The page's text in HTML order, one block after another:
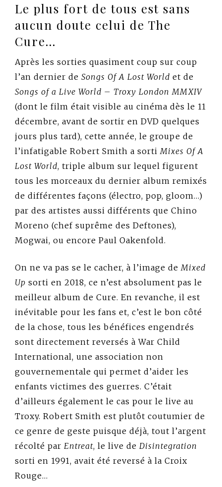
Le plus fort de tous est sans
aucun doute celui de The
Cure…
Après les sorties quasiment coup sur coup
l’an dernier de Songs Of A Lost World et de
Songs of a Live World – Troxy London MMXIV
(dont le film était visible au cinéma dès le 11
décembre, avant de sortir en DVD quelques
jours plus tard), cette année, le groupe de
l’infatigable Robert Smith a sortiMixes Of A
Lost World, triple album sur lequel figurent
tous les morceaux du dernier album remixés
de différentes façons (électro, pop, gloom…)
par des artistes aussi différents que Chino
Moreno (chef suprême des Deftones),
Mogwai, ou encore Paul Oakenfold.
On ne va pas se le cacher, à l’image deMixed
Up sorti en 2018, ce n’est absolument pas le
meilleur album de Cure. En revanche, il est
inévitable pour les fans et, c’est le bon côté
de la chose, tous les bénéfices engendrés
sont directement reversés à War Child
International, une association non
gouvernementale qui permet d’aider les
enfants victimes des guerres. C’était
d’ailleurs également le cas pour le live au
Troxy. Robert Smith est plutôt coutumier de
ce genre de geste puisque déjà, tout l’argent
récolté par Entreat, le live de Disintegration
sorti en 1991, avait été reversé à la Croix
Rouge…